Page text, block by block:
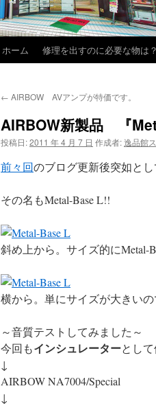
ホーム 修理を出すのに必要な物は？
← AIRBOW AVアンプが特価です。
AIRBOW新製品 『
投稿日:2011 年 4 月 7 日 作成者:逸品館
前々回のブログ更新後突如とし
その名もMetal-Base L!!
斜め上から。サイズ的にMetal-
横から。単にサイズが大きい
～音質テストしてみました～
今回もインシュレーターとして
↓
AIRBOW NA7004/Special
↓